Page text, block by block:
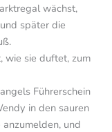
wächst,
später die
wie sie duftet, zum
Führerschein
in den sauren
und